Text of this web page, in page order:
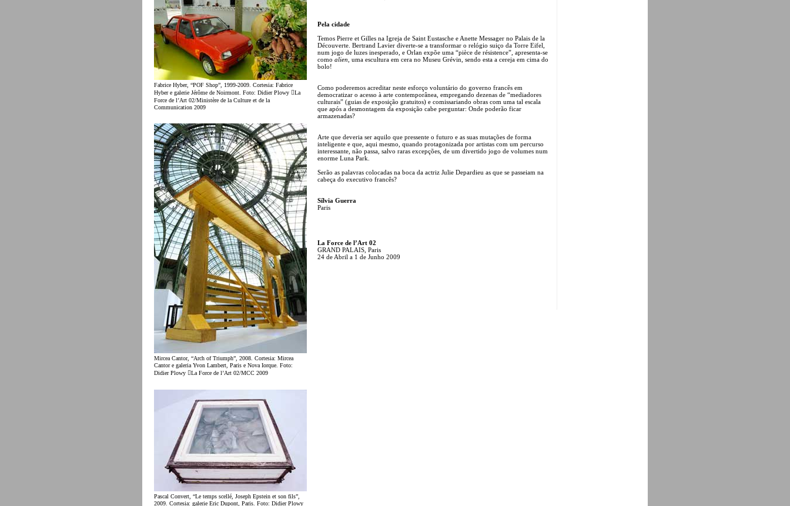
Fabrice Hyber, “POF Shop”, 1999-2009. Cortesia: Fabrice
Hyber e galerie Jérôme de Noirmont. Foto: Didier Plowy La
Force de l’Art 02/Ministère de la Culture et de la
Communication 2009
Mircea Cantor, “Arch of Triumph”, 2008. Cortesia: Mircea
Cantor e galeria Yvon Lambert, Paris e Nova Iorque. Foto:
Didier Plowy La Force de l’Art 02/MCC 2009
Pascal Convert, “Le temps scellé, Joseph Epstein et son fils”,
2009. Cortesia: galerie Eric Dupont, Paris. Foto: Didier Plowy
Pela cidade
Temos Pierre et Gilles na Igreja de Saint Eustasche e Anette Messager no Palais de la
Découverte. Bertrand Lavier diverte-se a transformar o relógio suiço da Torre Eifel,
num jogo de luzes inesperado, e Orlan expõe uma “pièce de résistence”, apresenta-se
como alien , uma escultura em cera no Museu Grévin, sendo esta a cereja em cima do
bolo!
Como poderemos acreditar neste esforço voluntário do governo francês em
democratizar o acesso à arte contemporânea, empregando dezenas de “mediadores
culturais” (guias de exposição gratuitos) e comissariando obras com uma tal escala
que após a desmontagem da exposição cabe perguntar: Onde poderão ficar
armazenadas?
Arte que deveria ser aquilo que pressente o futuro e as suas mutações de forma
inteligente e que, aqui mesmo, quando protagonizada por artistas com um percurso
interessante, não passa, salvo raras excepções, de um divertido jogo de volumes num
enorme Luna Park.
Serão as palavras colocadas na boca da actriz Julie Depardieu as que se passeiam na
cabeça do executivo francês?
Sílvia Guerra
Paris
La Force de l’Art 02
GRAND PALAIS, Paris
24 de Abril a 1 de Junho 2009